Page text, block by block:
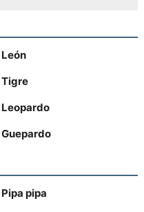
León
Tigre
Leopardo
Guepardo
Pipa pipa